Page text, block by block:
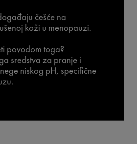
češće na
koži u menopauzi.
povodom toga?
sredstva za pranje i
niskog pH, specifične